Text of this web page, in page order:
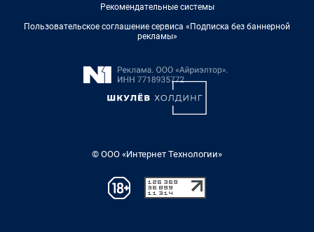
Рекомендательные системы
Пользовательское соглашение сервиса «Подписка без баннерной
рекламы»
© ООО «Интернет Технологии»